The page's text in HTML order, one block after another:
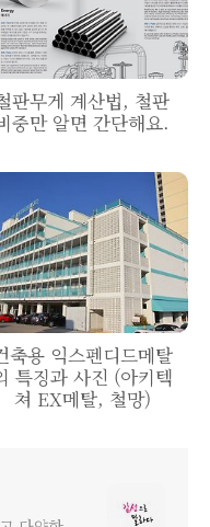
판무게 계산법, 철판
중만 알면 간단해요.
축용 익스펜디드메탈
특징과 사진 (아키텍
쳐 EX메탈, 철망)